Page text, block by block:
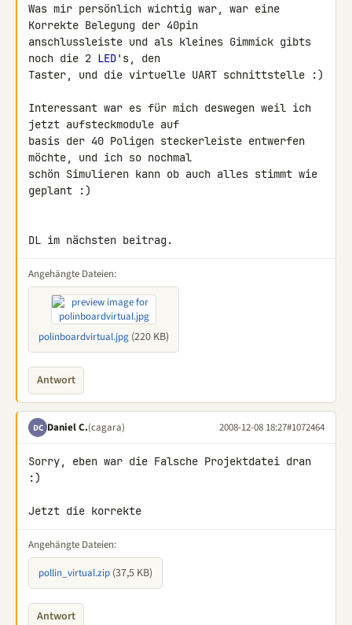
Was mir persönlich wichtig war, war eine
Korrekte Belegung der 40pin
anschlussleiste und als kleines Gimmick gibts
noch die 2 LED's, den
Taster, und die virtuelle UART schnittstelle :)
Interessant war es für mich deswegen weil ich
jetzt aufsteckmodule auf
basis der 40 Poligen steckerleiste entwerfen
möchte, und ich so nochmal
schön Simulieren kann ob auch alles stimmt wie
geplant :)
DL im nächsten beitrag.
Angehängte Dateien:
polinboardvirtual.jpg (220 KB)
Antwort
DC Daniel C.(cagara) 2008-12-08 18:27#1072464
Sorry, eben war die Falsche Projektdatei dran
:)
Jetzt die korrekte
Angehängte Dateien:
pollin_virtual.zip (37,5 KB)
Antwort